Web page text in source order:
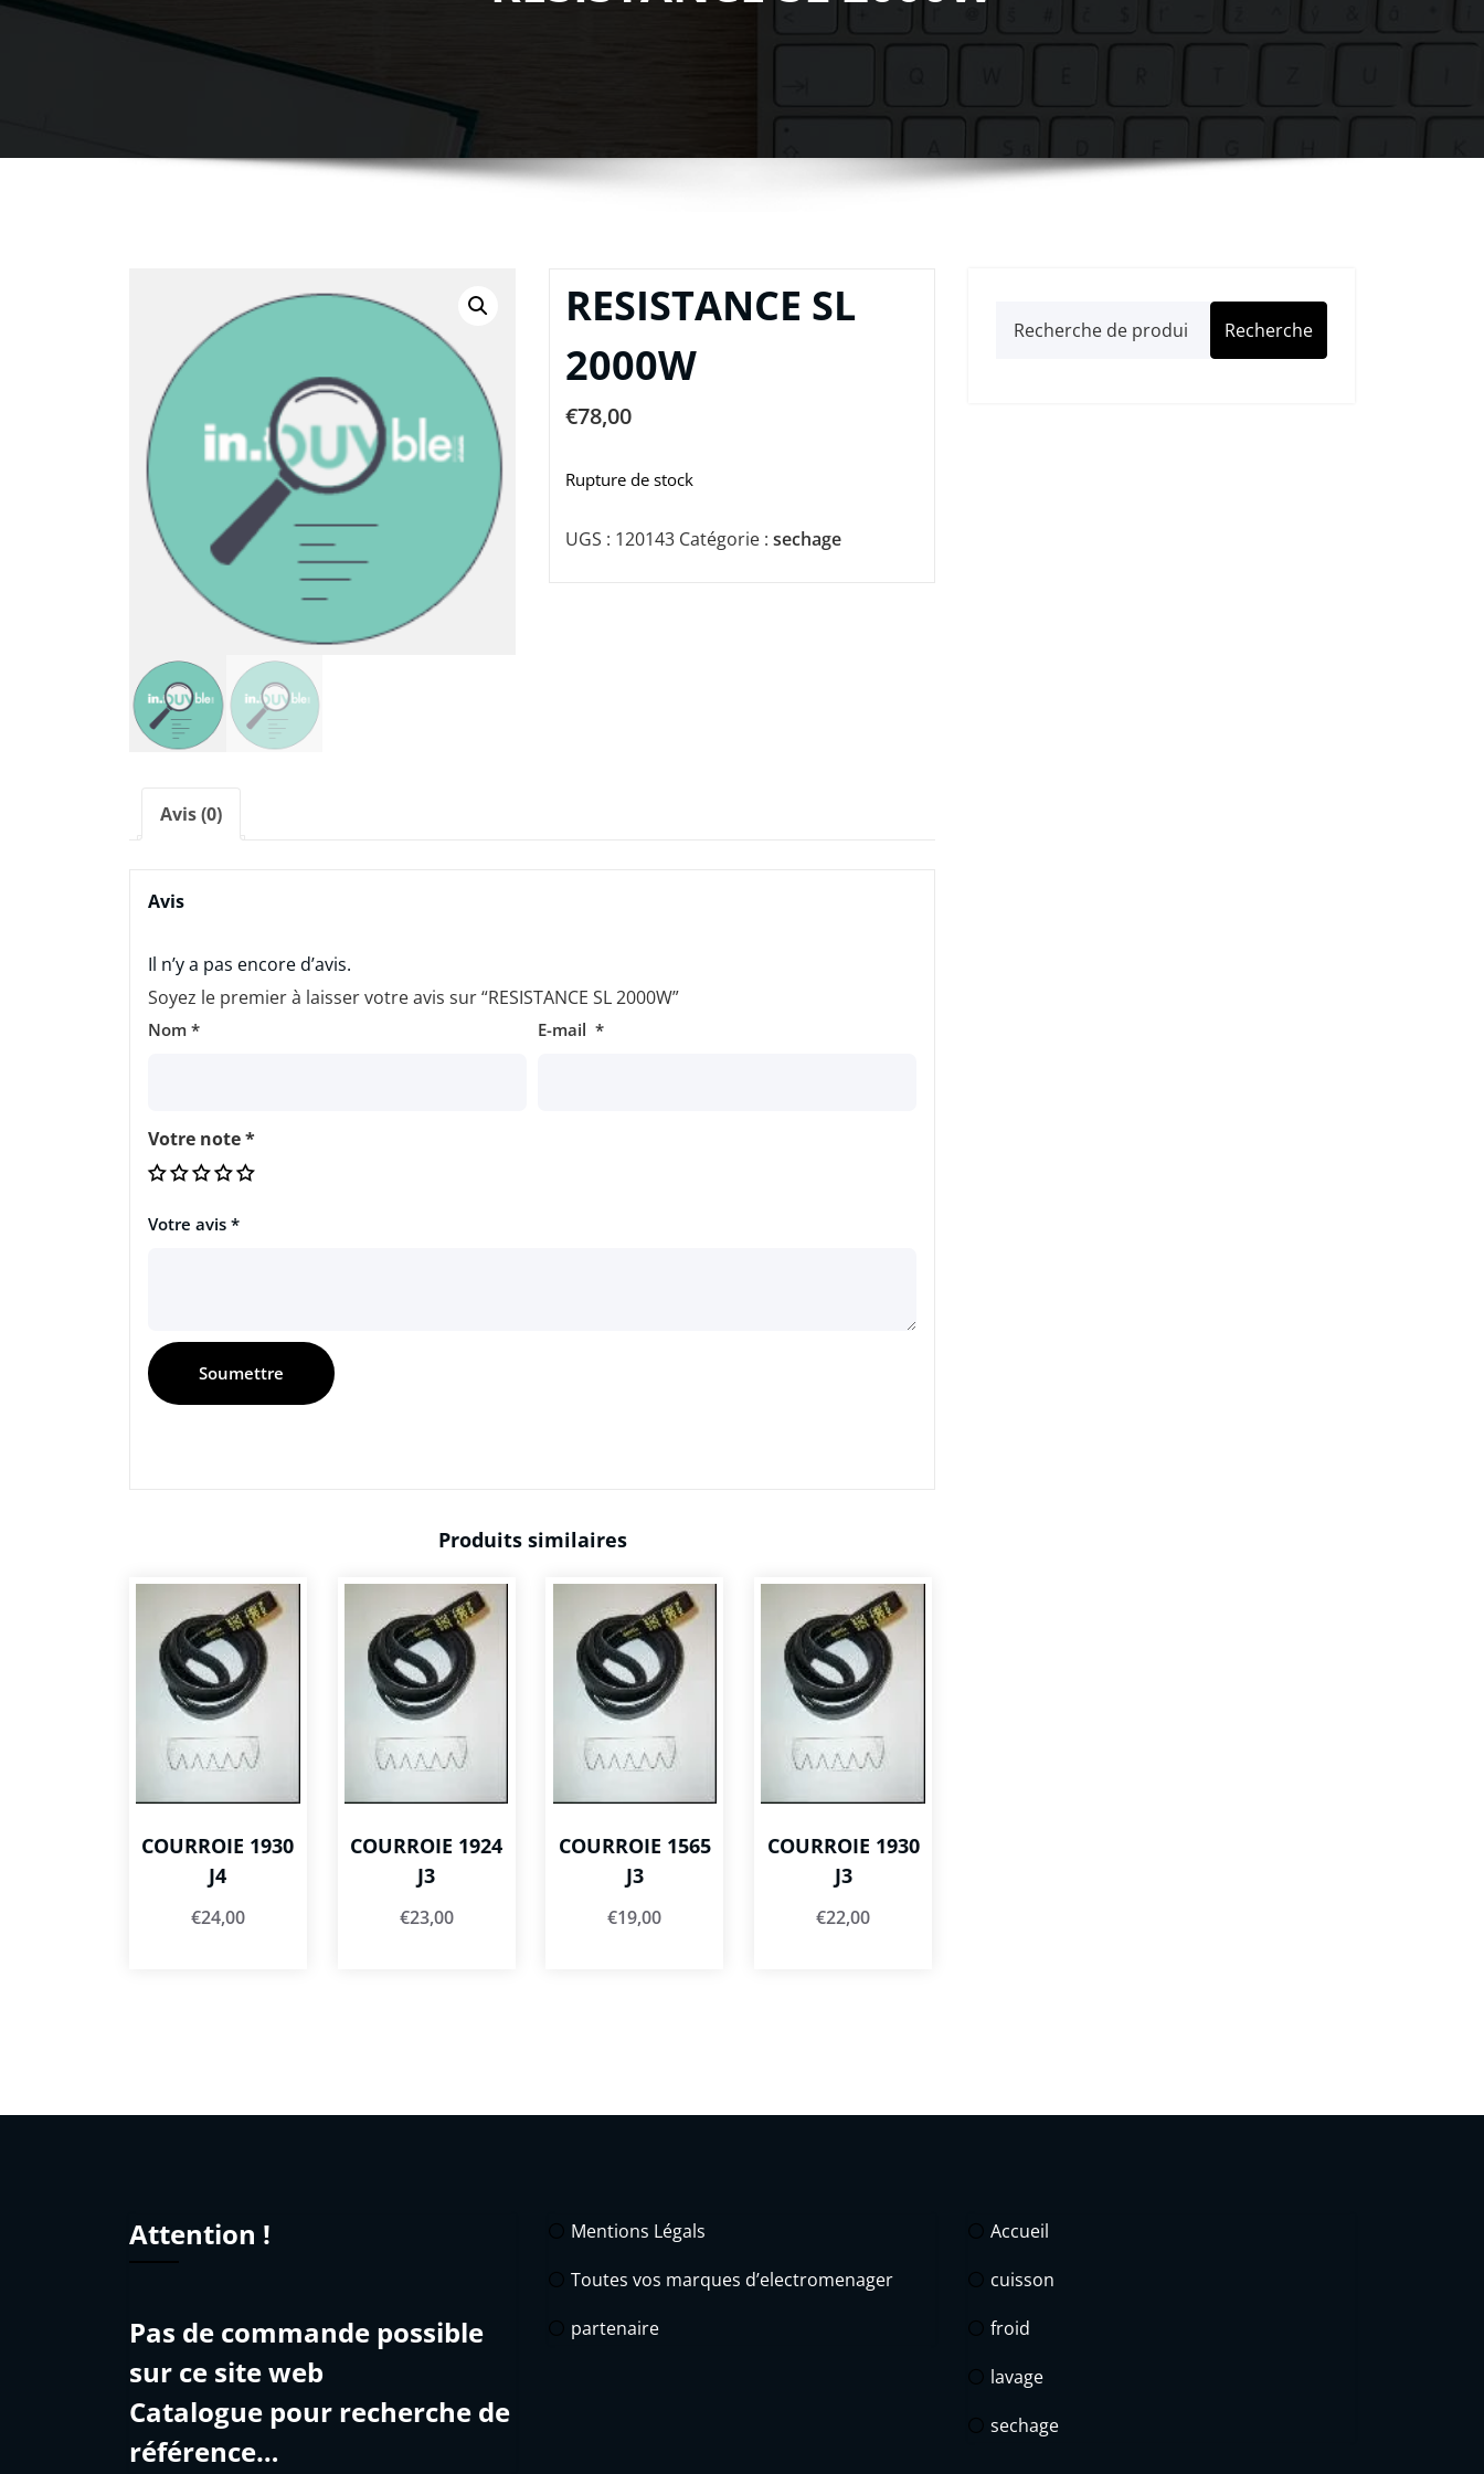
RESISTANCE SL
2000W
€78,00
Rupture de stock
UGS : 120143 Catégorie : sechage
Avis (0)
Avis
Il n’y a pas encore d’avis.
Soyez le premier à laisser votre avis sur “RESISTANCE SL 2000W”
Nom * E-mail *
Votre note*
Votre avis *
Produits similaires
COURROIE 1930
J4
€24,00
COURROIE 1924
J3
€23,00
COURROIE 1565
J3
€19,00
COURROIE 1930
J3
€22,00
Recherche
Recherche
Attention !
Pas de commande possible
sur ce site web
Catalogue pour recherche de
référence…
Mentions Légals
Toutes vos marques d’electromenager
partenaire
Accueil
cuisson
froid
lavage
sechage